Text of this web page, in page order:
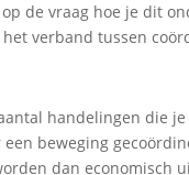
de vraag hoe je dit
verband tussen
handelingen die
beweging
dan economisch